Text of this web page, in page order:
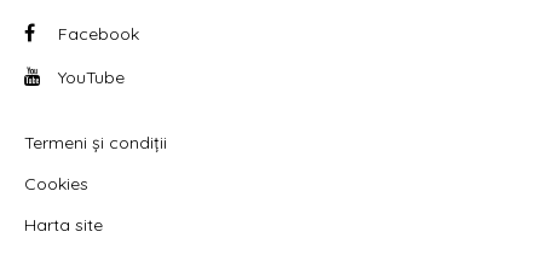
Facebook
YouTube
Termeni și condiții
Cookies
Harta site